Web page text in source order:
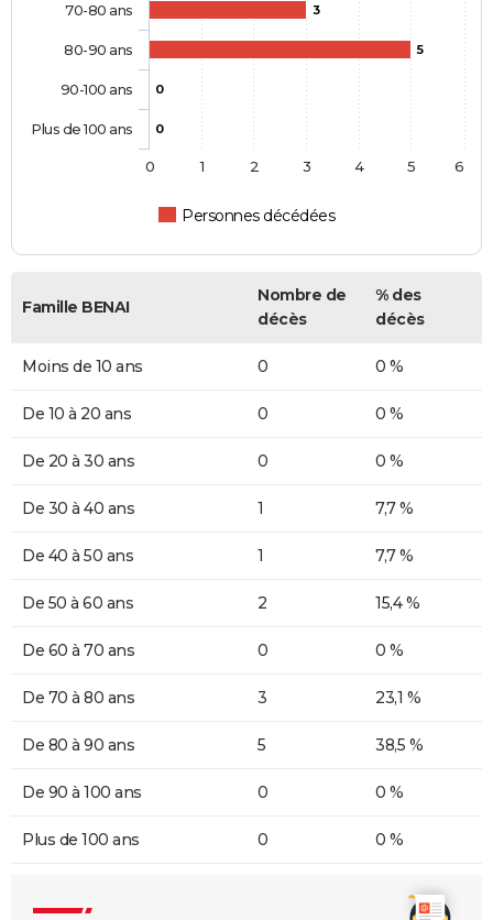
3
5
0
0
Personnes décédées
70-80 ans
80-90 ans
90-100 ans
Plus de 100 ans
0 1 2 3 4 5 6
Famille BENAI
Nombre de
décès
% des
décès
Moins de 10 ans 0 0 %
De 10 à 20 ans 0 0 %
De 20 à 30 ans 0 0 %
De 30 à 40 ans 1 7,7 %
De 40 à 50 ans 1 7,7 %
De 50 à 60 ans 2 15,4 %
De 60 à 70 ans 0 0 %
De 70 à 80 ans 3 23,1 %
De 80 à 90 ans 5 38,5 %
De 90 à 100 ans 0 0 %
Plus de 100 ans 0 0 %